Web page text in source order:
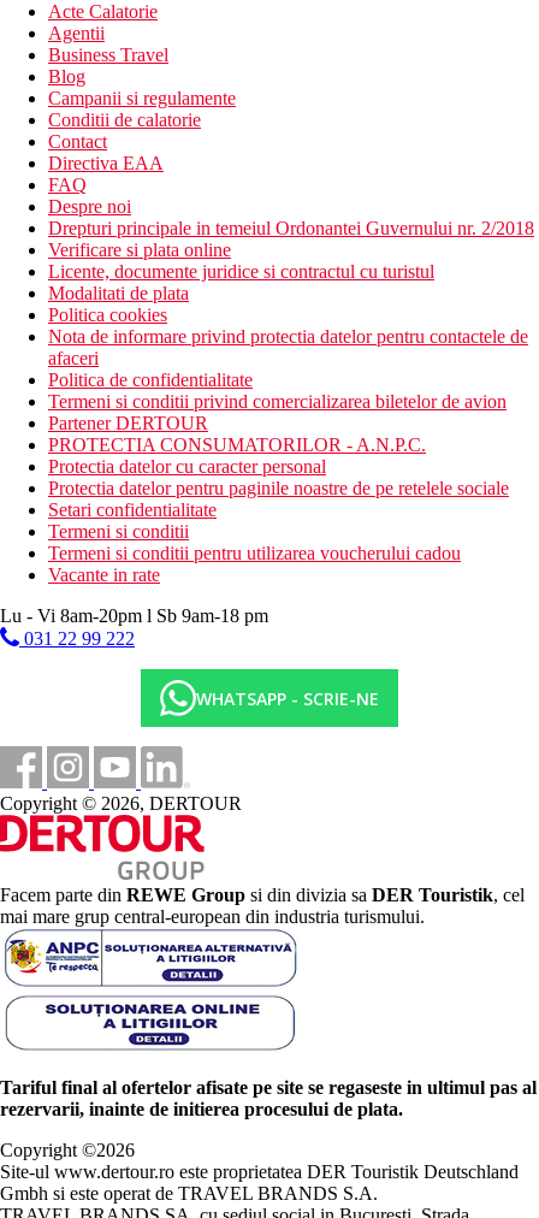
Acte Calatorie
Agentii
Business Travel
Blog
Campanii si regulamente
Conditii de calatorie
Contact
Directiva EAA
FAQ
Despre noi
Drepturi principale in temeiul Ordonantei Guvernului nr. 2/2018
Verificare si plata online
Licente, documente juridice si contractul cu turistul
Modalitati de plata
Politica cookies
Nota de informare privind protectia datelor pentru contactele de
afaceri
Politica de confidentialitate
Termeni si conditii privind comercializarea biletelor de avion
Partener DERTOUR
PROTECTIA CONSUMATORILOR - A.N.P.C.
Protectia datelor cu caracter personal
Protectia datelor pentru paginile noastre de pe retelele sociale
Setari confidentialitate
Termeni si conditii
Termeni si conditii pentru utilizarea voucherului cadou
Vacante in rate
Lu - Vi 8am-20pm l Sb 9am-18 pm
031 22 99 222
WHATSAPP - SCRIE-NE
Copyright © 2026, DERTOUR
Facem parte din REWE Group si din divizia sa DER Touristik, cel
mai mare grup central-european din industria turismului.
Tariful final al ofertelor afisate pe site se regaseste in ultimul pas al
rezervarii, inainte de initierea procesului de plata.
Copyright ©2026
Site-ul www.dertour.ro este proprietatea DER Touristik Deutschland
Gmbh si este operat de TRAVEL BRANDS S.A.